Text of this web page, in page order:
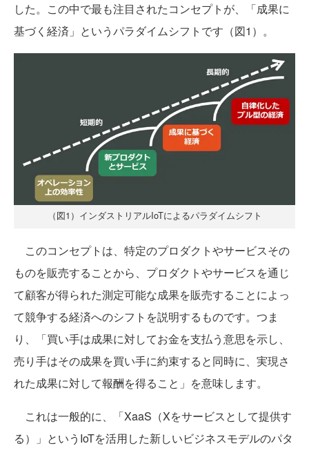
した。この中で最も注目されたコンセプトが、「成果に
基づく経済」というパラダイムシフトです（図1）。
（図1）インダストリアルIoTによるパラダイムシフト
このコンセプトは、特定のプロダクトやサービスその
ものを販売することから、プロダクトやサービスを通じ
て顧客が得られた測定可能な成果を販売することによっ
て競争する経済へのシフトを説明するものです。つま
り、「買い手は成果に対してお金を支払う意思を示し、
売り手はその成果を買い手に約束すると同時に、実現さ
れた成果に対して報酬を得ること」を意味します。
これは一般的に、「XaaS（Xをサービスとして提供す
る）」というIoTを活用した新しいビジネスモデルのパタ